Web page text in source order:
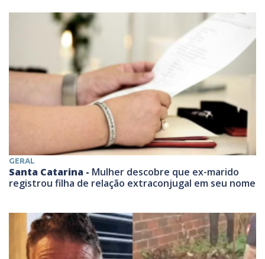
GERAL
Santa Catarina - Mulher descobre que ex-marido
registrou filha de relação extraconjugal em seu nome